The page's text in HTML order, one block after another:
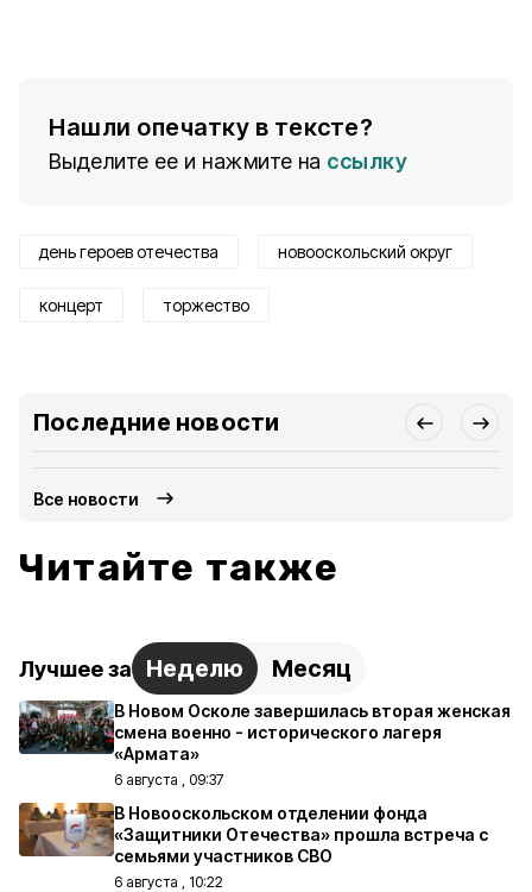
Нашли опечатку в тексте?
Выделите ее и нажмите на ссылку
день героев отечества новооскольский округ
концерт торжество
Последние новости
Все новости
Читайте также
Лучшее за Неделю Месяц
В Новом Осколе завершилась вторая женская
смена военно - исторического лагеря
«Армата»
6 августа , 09:37
В Новооскольском отделении фонда
«Защитники Отечества» прошла встреча с
семьями участников СВО
6 августа , 10:22